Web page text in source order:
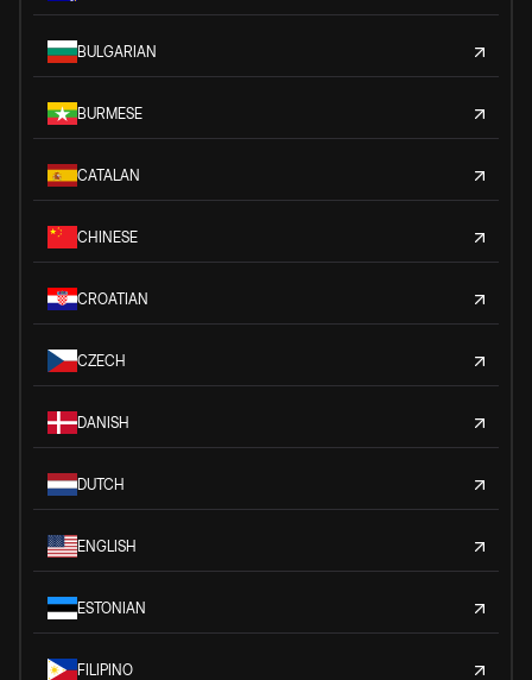
BULGARIAN
BURMESE
CATALAN
CHINESE
CROATIAN
CZECH
DANISH
DUTCH
ENGLISH
ESTONIAN
FILIPINO